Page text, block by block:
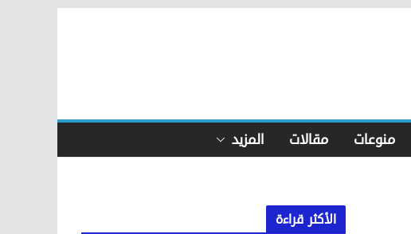
منوعات مقالات المزيد
الأكثر قراءة